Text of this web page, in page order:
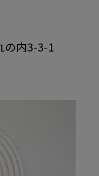
の内3-3-1